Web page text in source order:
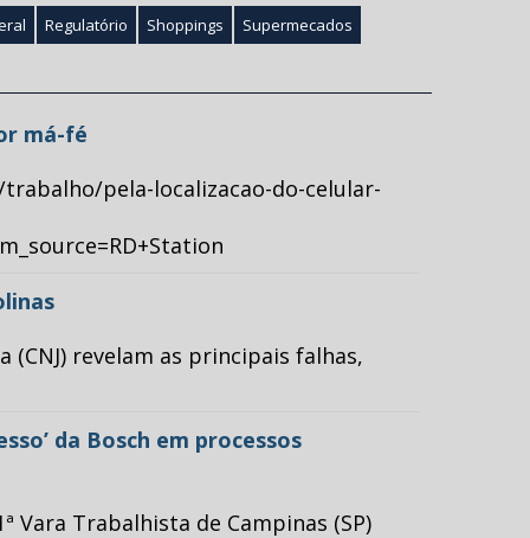
Regulatório Shoppings Supermecados
má-fé
pela-localizacao-do-celular-
revelam as principais falhas,
da Bosch em processos
Trabalhista de Campinas (SP)